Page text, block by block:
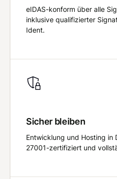
eIDAS-konform über alle
inklusive qualifizierter
Ident.
Sicher bleiben
Entwicklung und Hosting in
27001-zertifiziert und